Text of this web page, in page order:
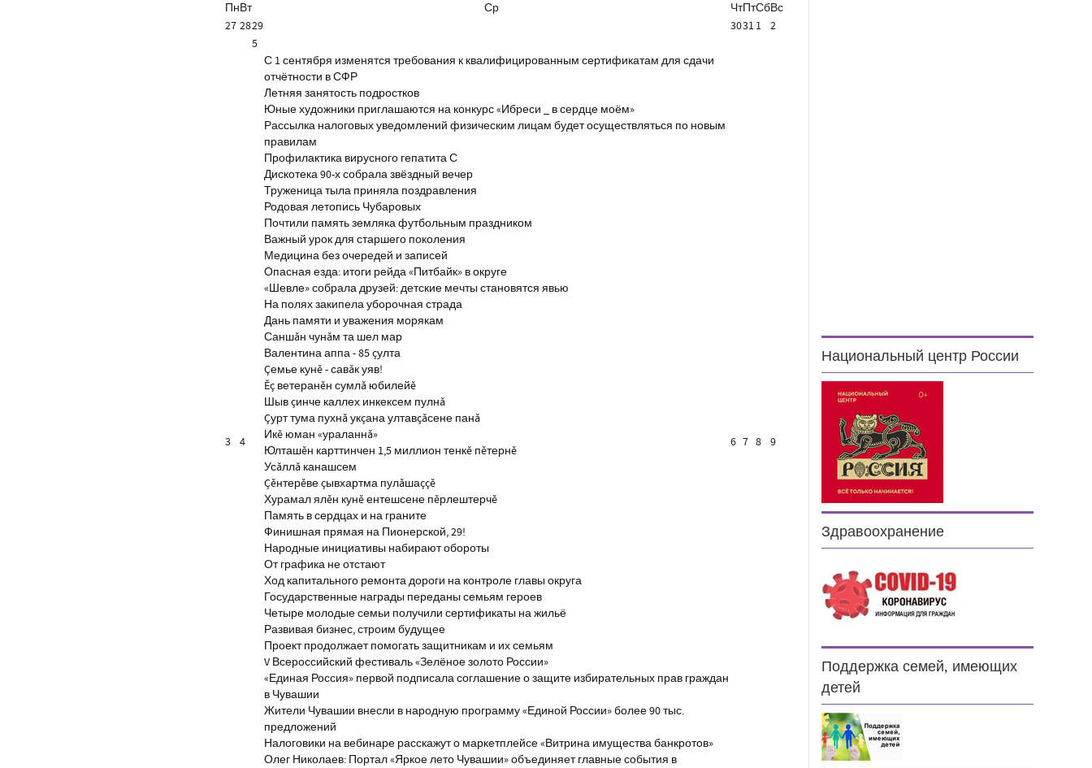
ПнВт Ср ЧтПтСбВс
27 2829 30311 2
3 4
5
С 1 сентября изменятся требования к квалифицированным сертификатам для сдачи
отчётности в СФР
Летняя занятость подростков
Юные художники приглашаются на конкурс «Ибреси _ в сердце моём»
Рассылка налоговых уведомлений физическим лицам будет осуществляться по новым
правилам
Профилактика вирусного гепатита С
Дискотека 90-х собрала звёздный вечер
Труженица тыла приняла поздравления
Родовая летопись Чубаровых
Почтили память земляка футбольным праздником
Важный урок для старшего поколения
Медицина без очередей и записей
Опасная езда: итоги рейда «Питбайк» в округе
«Шевле» собрала друзей: детские мечты становятся явью
На полях закипела уборочная страда
Дань памяти и уважения морякам
Саншăн чунăм та шел мар
Валентина аппа - 85 çулта
Çемье кунĕ - савăк уяв!
Ĕç ветеранĕн сумлă юбилейĕ
Шыв çинче каллех инкексем пулнă
Çурт тума пухнă укçана ултавçăсене панă
Икĕ юман «ураланнă»
Юлташĕн карттинчен 1,5 миллион тенкĕ пĕтернĕ
Усăллă канашсем
Çĕнтерĕве çывхартма пулăшаççĕ
Хурамал ялĕн кунĕ ентешсене пĕрлештерчĕ
Память в сердцах и на граните
Финишная прямая на Пионерской, 29!
Народные инициативы набирают обороты
От графика не отстают
Ход капитального ремонта дороги на контроле главы округа
Государственные награды переданы семьям героев
Четыре молодые семьи получили сертификаты на жильё
Развивая бизнес, строим будущее
Проект продолжает помогать защитникам и их семьям
V Всероссийский фестиваль «Зелёное золото России»
«Единая Россия» первой подписала соглашение о защите избирательных прав граждан
в Чувашии
Жители Чувашии внесли в народную программу «Единой России» более 90 тыс.
предложений
Налоговики на вебинаре расскажут о маркетплейсе «Витрина имущества банкротов»
Олег Николаев: Портал «Яркое лето Чувашии» объединяет главные события в
6 7 8 9
Национальный центр России
Здравоохранение
Поддержка семей, имеющих
детей